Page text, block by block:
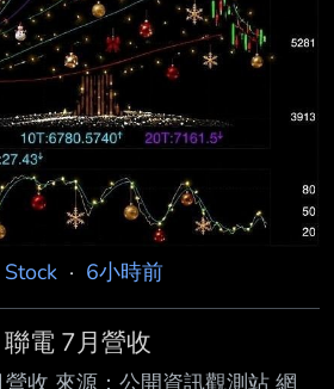
· 6小時前
電 7月營收
收 來源：公開資訊觀測站 網